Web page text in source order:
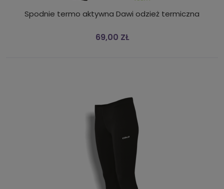
Spodnie termo aktywna Dawi odzież termiczna
69,00 ZŁ